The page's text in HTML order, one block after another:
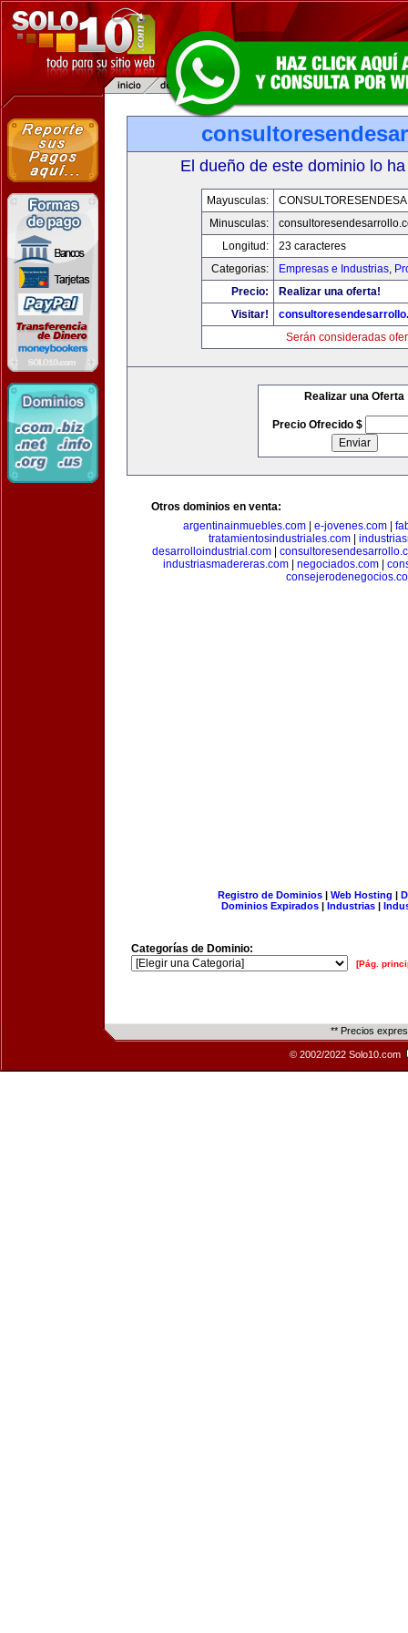
El dueño de este dominio lo
Mayusculas:
Minusculas:
Longitud:
23 caracteres
Categorias:
Empresas e Industrias,
Precio:
Realizar una oferta!
Visitar!
Serán consideradas
Realizar una Oferta
Precio Ofrecido $
Otros dominios en venta:
argentinainmuebles.com| e-jovenes.com|
tratamientosindustriales.com
desarrolloindustrial.com|
industriasmadereras.com
negociados.com
Registro de Dominios| Web Hosting |
Dominios Expirados | Industrias |
Categorías de Dominio:
[Pág.
** Precios
© 2002/2022 Solo10.com